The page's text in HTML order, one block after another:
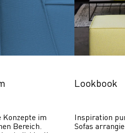
im
Bereich.
Lookbook
Inspiration
Sofas